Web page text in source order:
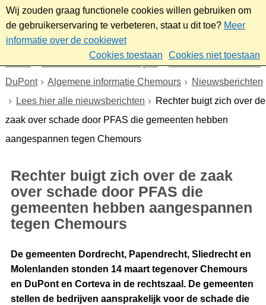
Wij zouden graag functionele cookies willen gebruiken om
de gebruikerservaring te verbeteren, staat u dit toe? Meer
informatie over de cookiewet
Cookies toestaan
Cookies niet toestaan
Nieuws & bekendmakingen
Dossier Chemours en
DuPont
Algemene informatie Chemours
Nieuwsberichten
Lees hier alle nieuwsberichten
Rechter buigt zich over de
zaak over schade door PFAS die gemeenten hebben
aangespannen tegen Chemours
Rechter buigt zich over de zaak
over schade door PFAS die
gemeenten hebben aangespannen
tegen Chemours
De gemeenten Dordrecht, Papendrecht, Sliedrecht en
Molenlanden stonden 14 maart tegenover Chemours
en DuPont en Corteva in de rechtszaal. De gemeenten
stellen de bedrijven aansprakelijk voor de schade die